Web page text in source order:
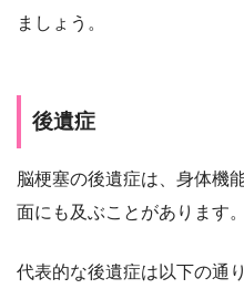
ましょう。
後遺症
脳梗塞の後遺症は、身体機
面にも及ぶことがあります。
代表的な後遺症は以下の通り